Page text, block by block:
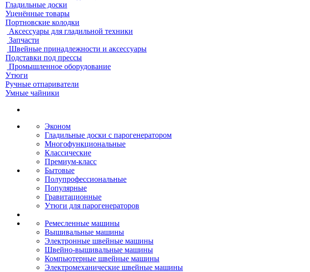
Гладильные доски
Уценённые товары
Портновские колодки
Аксессуары для гладильной техники
Запчасти
Швейные принадлежности и аксессуары
Подставки под прессы
Промышленное оборудование
Утюги
Ручные отпариватели
Умные чайники
Эконом
Гладильные доски с парогенератором
Многофункциональные
Классические
Премиум-класс
Бытовые
Полупрофессиональные
Популярные
Гравитационные
Утюги для парогенераторов
Ремесленные машины
Вышивальные машины
Электронные швейные машины
Швейно-вышивальные машины
Компьютерные швейные машины
Электромеханические швейные машины